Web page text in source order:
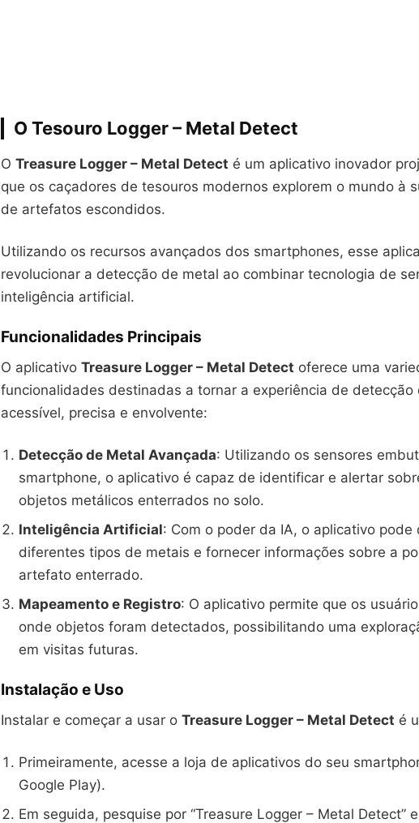
O Tesouro Logger – Metal Detect
O Treasure Logger – Metal Detect é um aplicativo inovador
que os caçadores de tesouros modernos explorem o mundo à
de artefatos escondidos.
Utilizando os recursos avançados dos smartphones, esse
revolucionar a detecção de metal ao combinar tecnologia de
inteligência artificial.
Funcionalidades Principais
O aplicativo Treasure Logger – Metal Detect oferece uma
funcionalidades destinadas a tornar a experiência de detecção
acessível, precisa e envolvente:
Detecção de Metal Avançada: Utilizando os sensores
smartphone, o aplicativo é capaz de identificar e alertar
objetos metálicos enterrados no solo.
Inteligência Artificial: Com o poder da IA, o aplicativo pode
diferentes tipos de metais e fornecer informações sobre a
artefato enterrado.
Mapeamento e Registro: O aplicativo permite que os
onde objetos foram detectados, possibilitando uma
em visitas futuras.
Instalação e Uso
Instalar e começar a usar o Treasure Logger – Metal Detect é
Primeiramente, acesse a loja de aplicativos do seu
Google Play).
Em seguida, pesquise por “Treasure Logger – Metal Detect”